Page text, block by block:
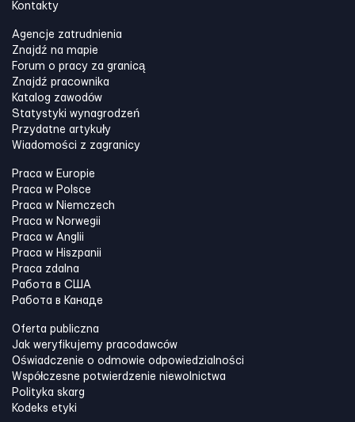
Kontakty
Agencje zatrudnienia
Znajdź na mapie
Forum o pracy za granicą
Znajdź pracownika
Katalog zawodów
Statystyki wynagrodzeń
Przydatne artykuły
Wiadomości z zagranicy
Praca w Europie
Praca w Polsce
Praca w Niemczech
Praca w Norwegii
Praca w Anglii
Praca w Hiszpanii
Praca zdalna
Работа в США
Работа в Канадe
Oferta publiczna
Jak weryfikujemy pracodawców
Oświadczenie o odmowie odpowiedzialności
Współczesne potwierdzenie niewolnictwa
Polityka skarg
Kodeks etyki